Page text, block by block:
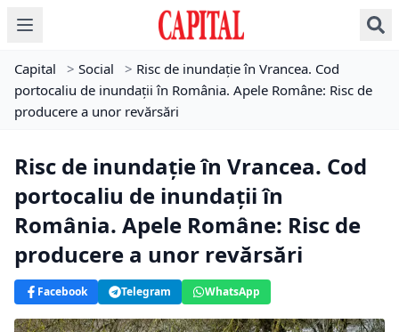
Capital > Social > Risc de inundație în Vrancea. Cod
portocaliu de inundații în România. Apele Române: Risc de
producere a unor revărsări
Risc de inundație în Vrancea. Cod
portocaliu de inundații în
România. Apele Române: Risc de
producere a unor revărsări
Facebook Telegram WhatsApp